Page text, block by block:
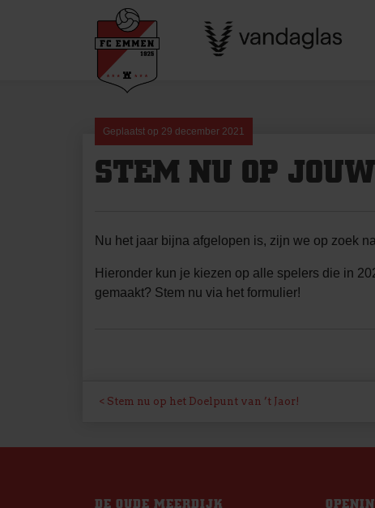
Geplaatst op 29 december 2021
STEM NU OP
Nu het jaar bijna afgelopen is, zijn we op zoek
Hieronder kun je kiezen op alle spelers die in
gemaakt? Stem nu via het formulier!
BERICHT
NAVIGATIE
Stem nu op het Doelpunt van ’t Jaor!
DE OUDE MEERDIJK